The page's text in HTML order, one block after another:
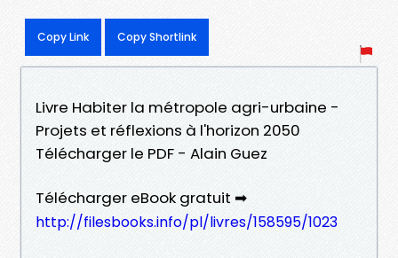
Copy Link Copy Shortlink
Livre Habiter la métropole agri-urbaine -
Projets et réflexions à l'horizon 2050
Télécharger le PDF - Alain Guez
Télécharger eBook gratuit ➡
http://filesbooks.info/pl/livres/158595/1023